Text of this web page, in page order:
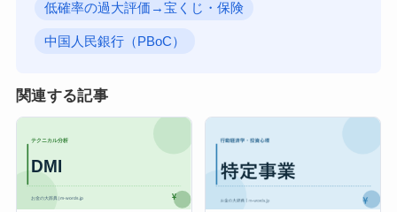
低確率の過大評価→宝くじ・保険
中国人民銀行（PBoC）
関連する記事